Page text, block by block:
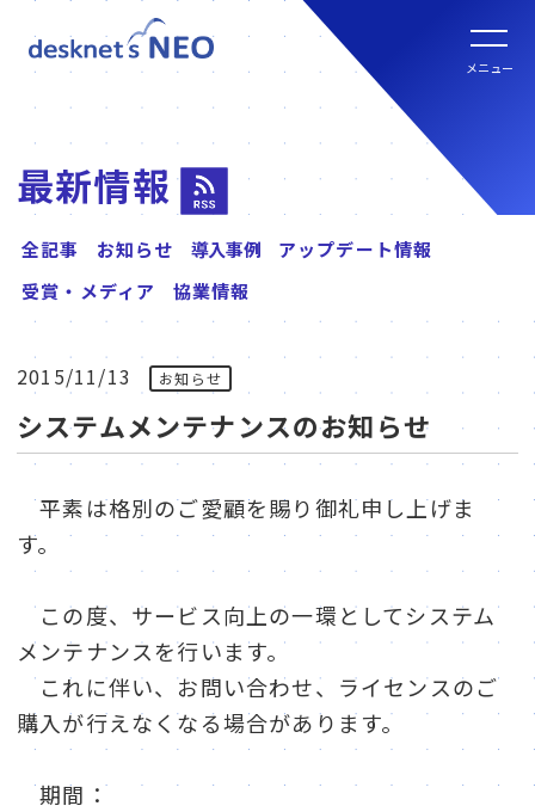
メニュー
クラウド版の特長
クラウド版・パッケージ版比較
他社グループウェアからの乗換 hot!
ご利用環境について
クラウド版の動作環境
パッケージ版の動作環境
全文検索システム Neuron ES
クラウド版セキュリティオプション
連携ツール
クラウド版連携ツール
パッケージ版連携ツール
パッケージ版ライセンス価格
パッケージ版年間サポート
パッケージ版ご購入の流れ
販売パートナー
AppSuiteインテグレーター
最新情報
全記事 お知らせ 導入事例
アップデート情報
受賞・メディア
協業情報
2015/11/13 お知らせ
システムメンテナンスのお知らせ
平素は格別のご愛顧を賜り御礼申し上げま
す。
この度、サービス向上の一環としてシステム
メンテナンスを行います。
これに伴い、お問い合わせ、ライセンスのご
購入が行えなくなる場合があります。
期間：